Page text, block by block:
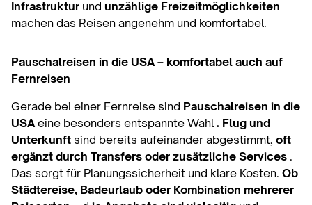
Infrastruktur und unzählige Freizeitmöglichkeiten
machen das Reisen angenehm und komfortabel.
Pauschalreisen in die USA – komfortabel auch auf
Fernreisen
Gerade bei einer Fernreise sind Pauschalreisen in die
USA eine besonders entspannte Wahl . Flug und
Unterkunft sind bereits aufeinander abgestimmt, oft
ergänzt durch Transfers oder zusätzliche Services .
Das sorgt für Planungssicherheit und klare Kosten. Ob
Städtereise, Badeurlaub oder Kombination mehrerer